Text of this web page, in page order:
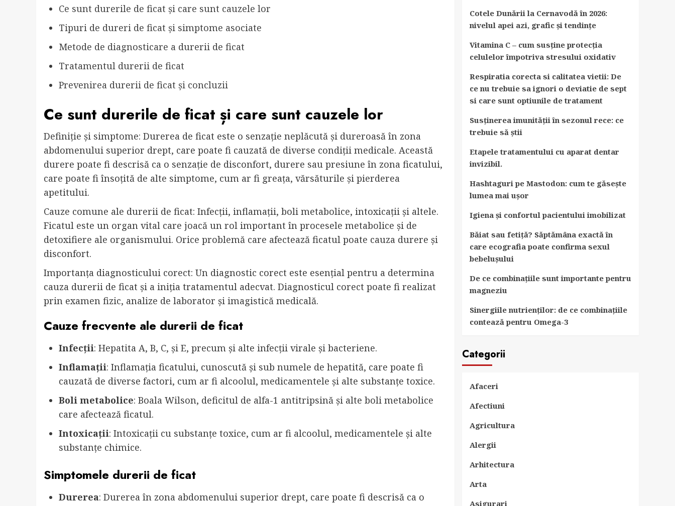
Ce sunt durerile de ficat și care sunt cauzele lor
Tipuri de dureri de ficat și simptome asociate
Metode de diagnosticare a durerii de ficat
Tratamentul durerii de ficat
Prevenirea durerii de ficat și concluzii
Ce sunt durerile de ficat și care sunt cauzele lor
Definiție și simptome: Durerea de ficat este o senzație neplăcută și dureroasă în zona
abdomenului superior drept, care poate fi cauzată de diverse condiții medicale. Această
durere poate fi descrisă ca o senzație de disconfort, durere sau presiune în zona ficatului,
care poate fi însoțită de alte simptome, cum ar fi greața, vărsăturile și pierderea
apetitului.
Cauze comune ale durerii de ficat: Infecții, inflamații, boli metabolice, intoxicații și altele.
Ficatul este un organ vital care joacă un rol important în procesele metabolice și de
detoxifiere ale organismului. Orice problemă care afectează ficatul poate cauza durere și
disconfort.
Importanța diagnosticului corect: Un diagnostic corect este esențial pentru a determina
cauza durerii de ficat și a iniția tratamentul adecvat. Diagnosticul corect poate fi realizat
prin examen fizic, analize de laborator și imagistică medicală.
Cauze frecvente ale durerii de ficat
Infecții: Hepatita A, B, C, și E, precum și alte infecții virale și bacteriene.
Inflamații: Inflamația ficatului, cunoscută și sub numele de hepatită, care poate fi
cauzată de diverse factori, cum ar fi alcoolul, medicamentele și alte substanțe toxice.
Boli metabolice: Boala Wilson, deficitul de alfa-1 antitripsină și alte boli metabolice
care afectează ficatul.
Intoxicații: Intoxicații cu substanțe toxice, cum ar fi alcoolul, medicamentele și alte
substanțe chimice.
Simptomele durerii de ficat
Durerea: Durerea în zona abdomenului superior drept, care poate fi descrisă ca o
Cotele Dunării la Cernavodă în 2026:
nivelul apei azi, grafic și tendințe
Vitamina C – cum susține protecția
celulelor împotriva stresului oxidativ
Respiratia corecta si calitatea vietii: De
ce nu trebuie sa ignori o deviatie de sept
si care sunt optiunile de tratament
Susținerea imunității în sezonul rece: ce
trebuie să știi
Etapele tratamentului cu aparat dentar
invizibil.
Hashtaguri pe Mastodon: cum te găsește
lumea mai ușor
Igiena și confortul pacientului imobilizat
Băiat sau fetiță? Săptămâna exactă în
care ecografia poate confirma sexul
bebelușului
De ce combinațiile sunt importante pentru
magneziu
Sinergiile nutrienților: de ce combinațiile
contează pentru Omega-3
Categorii
Afaceri
Afectiuni
Agricultura
Alergii
Arhitectura
Arta
Asigurari